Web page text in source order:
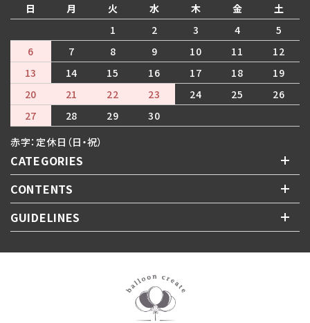
日 月 火 水 木 金
土
1
2 3 4
5
6
7 8 9 10 11
12
13
14 15 16 17 18
19
20
21 22 23 24 25
26
27
28 29
30
赤字：定休日（日・祝）
CATEGORIES
CONTENTS
GUIDELINES